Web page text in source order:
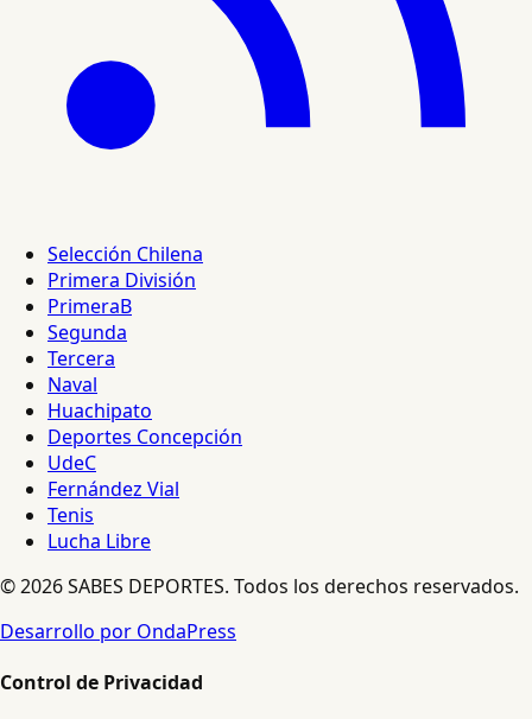
Selección Chilena
Primera División
PrimeraB
Segunda
Tercera
Naval
Huachipato
Deportes Concepción
UdeC
Fernández Vial
Tenis
Lucha Libre
© 2026 SABES DEPORTES. Todos los derechos reservados.
Desarrollo por OndaPress
Control de Privacidad